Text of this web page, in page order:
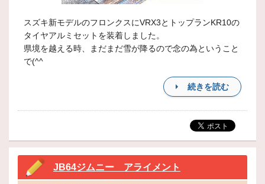
スズキ新モデルのフロンクスにVRX3とトップランKR10の
タイヤアルミセットを装着しました。
県境を越える時、まだまだ雪が降るので念の為ということ
で(^^
続きを読む
JB64ジムニー アライメント